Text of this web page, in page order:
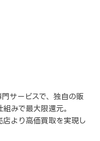
サービスで、独自の販
みで最大限還元。
より高価買取を実現し